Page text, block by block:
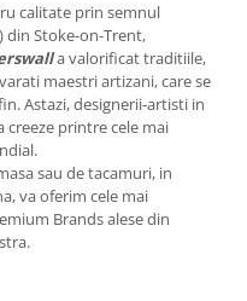
calitate prin semnul
din Stoke-on-Trent,
a valorificat traditiile,
maestri artizani, care se
Astazi, designerii-artisti in
printre cele mai
sau de tacamuri, in
va oferim cele mai
Brands alese din